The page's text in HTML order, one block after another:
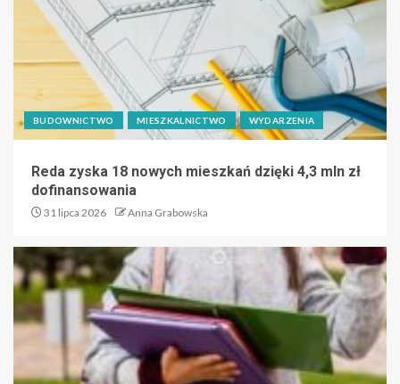
BUDOWNICTWO MIESZKALNICTWO WYDARZENIA
Reda zyska 18 nowych mieszkań dzięki 4,3 mln zł
dofinansowania
31 lipca 2026 Anna Grabowska